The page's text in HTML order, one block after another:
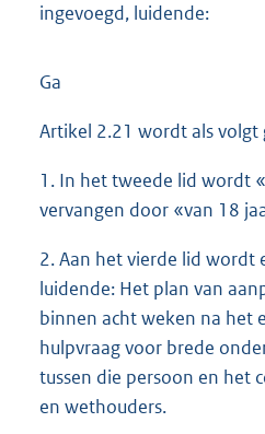
ingevoegd, luidende:
Ga
Artikel 2.21 wordt als volgt
1. In het tweede lid wordt
vervangen door «van 18
2. Aan het vierde lid wordt
luidende: Het plan van
binnen acht weken na het
hulpvraag voor brede
tussen die persoon en het
en wethouders.